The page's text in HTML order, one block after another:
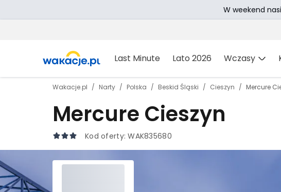
Last Minute Lato 2026 Wczasy
Wakacje.pl Narty Polska Beskid Śląski Cieszyn Mercure
Mercure Cieszyn
Kod oferty:WAK835680
W weekend